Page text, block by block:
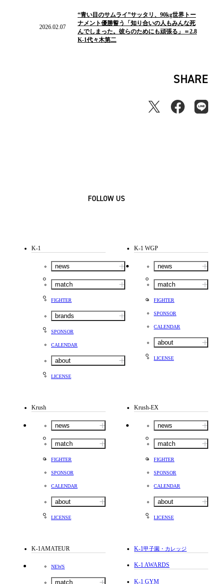
2026.02.07
“青い目のサムライ”サッタリ、90kg世界トー
ナメント優勝誓う「知り合いの人もみんな死
んでしまった。彼らのためにも頑張る」＝2.8
K-1代々木第二
SHARE
FOLLOW US
K-1
news
match
FIGHTER
brands
SPONSOR
CALENDAR
about
LICENSE
K-1 WGP
news
match
FIGHTER
SPONSOR
CALENDAR
about
LICENSE
Krush
news
match
FIGHTER
SPONSOR
CALENDAR
about
LICENSE
Krush-EX
news
match
FIGHTER
SPONSOR
CALENDAR
about
LICENSE
K-1AMATEUR
NEWS
match
K-1甲子園・カレッジ
K-1 AWARDS
K-1 GYM